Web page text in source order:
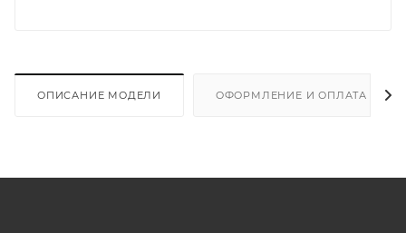
ОПИСАНИЕ МОДЕЛИ ОФОРМЛЕНИЕ И ОПЛАТА